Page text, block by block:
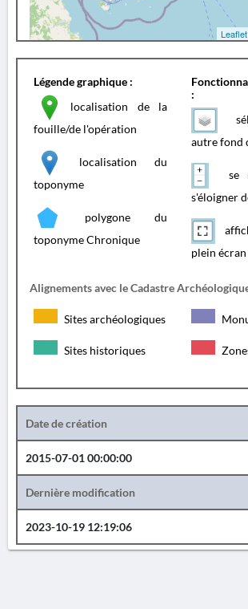
Leaflet
Légende graphique :
localisation de la
fouille/de l'opération
localisation du
toponyme
polygone du
toponyme Chronique
:
autre fond
se
s'éloigner
plein écran
Alignements avec le Cadastre
Sites archéologiques
Sites historiques
Date de création
2015-07-01 00:00:00
Dernière modification
2023-10-19 12:19:06